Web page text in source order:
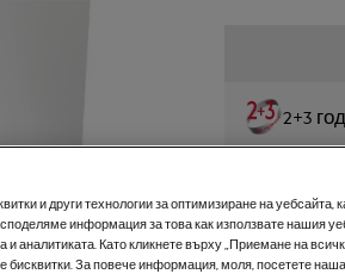
2+3
и други технологии за оптимизиране на уебсайта,
информация за това как използвате нашия
и аналитиката. Като кликнете върху „Приемане на
бисквитки. За повече информация, моля, посетете